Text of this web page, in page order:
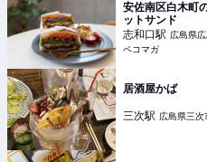
安佐南区白木町
ットサンド
志和口駅 広島県
ペコマガ
居酒屋かば
三次駅 広島県三次